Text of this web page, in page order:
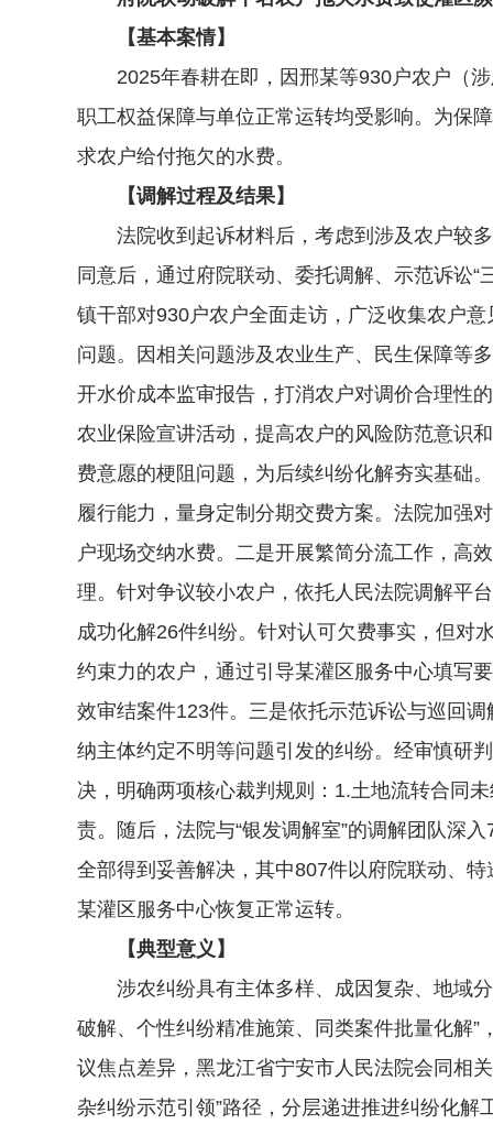
【基本案情】
2025年春耕在即，因邢某等930户农户（涉
职工权益保障与单位正常运转均受影响。为保
求农户给付拖欠的水费。
【调解过程及结果】
法院收到起诉材料后，考虑到涉及农户较多
同意后，通过府院联动、委托调解、示范诉讼
镇干部对930户农户全面走访，广泛收集农户
问题。因相关问题涉及农业生产、民生保障等
开水价成本监审报告，打消农户对调价合理性
农业保险宣讲活动，提高农户的风险防范意识
费意愿的梗阻问题，为后续纠纷化解夯实基础
履行能力，量身定制分期交费方案。法院加强
户现场交纳水费。二是开展繁简分流工作，高
理。针对争议较小农户，依托人民法院调解平
成功化解26件纠纷。针对认可欠费事实，但对
约束力的农户，通过引导某灌区服务中心填写
效审结案件123件。三是依托示范诉讼与巡回
纳主体约定不明等问题引发的纠纷。经审慎研
决，明确两项核心裁判规则：1.土地流转合同
责。随后，法院与“银发调解室”的调解团队深
全部得到妥善解决，其中807件以府院联动、
某灌区服务中心恢复正常运转。
【典型意义】
涉农纠纷具有主体多样、成因复杂、地域分
破解、个性纠纷精准施策、同类案件批量化解
议焦点差异，黑龙江省宁安市人民法院会同相
杂纠纷示范引领”路径，分层递进推进纠纷化